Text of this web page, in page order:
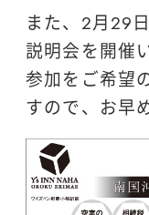
また、2月29
説明会を開催
参加をご希望
すので、お早